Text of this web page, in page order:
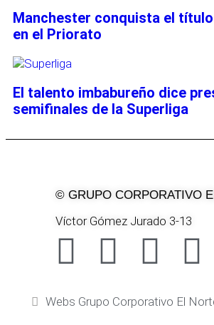
Manchester conquista el
en el Priorato
El talento imbabureño dice
semifinales de la Superliga
© GRUPO CORPORATIVO
Víctor Gómez Jurado 3-13
Webs Grupo Corporativo El